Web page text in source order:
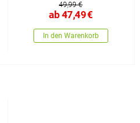
49,99 €
ab 47,49€
In den Warenkorb